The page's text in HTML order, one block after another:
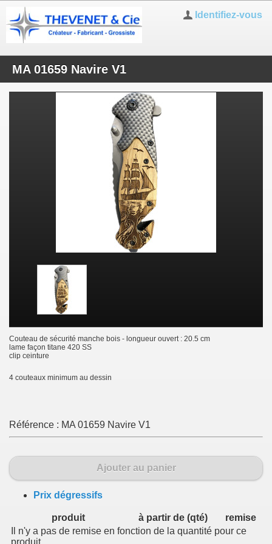
Identifiez-vous
MA 01659 Navire V1
Couteau de sécurité manche bois - longueur ouvert : 20.5 cm
lame façon titane 420 SS
clip ceinture
4 couteaux minimum au dessin
Référence : MA 01659 Navire V1
Ajouter au panier
Prix dégressifs
produit à partir de (qté)
remise
Il n'y a pas de remise en fonction de la quantité pour ce
produit.